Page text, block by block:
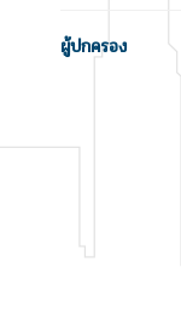
ผู้ปกครอง